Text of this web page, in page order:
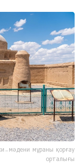
мәдени мұраны қорғау
орталығы